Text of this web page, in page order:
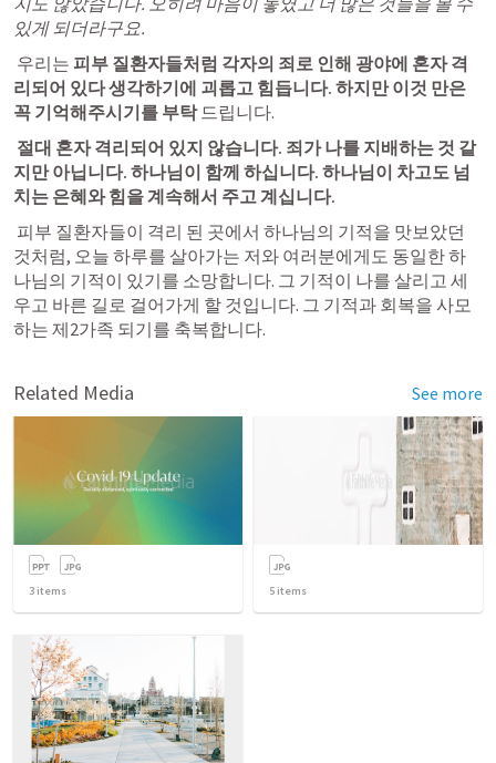
있게 되더라구요.
우리는 피부 질환자들처럼 각자의 죄로 인해 광야에 혼자 격
리되어 있다 생각하기에 괴롭고 힘듭니다. 하지만 이것 만은
꼭 기억해주시기를 부탁 드립니다.
절대 혼자 격리되어 있지 않습니다. 죄가 나를 지배하는 것 같
지만 아닙니다. 하나님이 함께 하십니다. 하나님이 차고도 넘
치는 은혜와 힘을 계속해서 주고 계십니다.
것처럼, 오늘 하루를 살아가는 저와 여러분에게도 동일한 하
나님의 기적이 있기를 소망합니다. 그 기적이 나를 살리고 세
우고 바른 길로 걸어가게 할 것입니다. 그 기적과 회복을 사모
하는 제2가족 되기를 축복합니다.
Related Media See more
3 items 5 items